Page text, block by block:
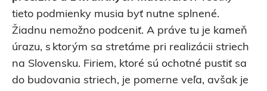
tieto podmienky musia byť nutne splnené.
Žiadnu nemožno podceniť. A práve tu je kameň
úrazu, s ktorým sa stretáme pri realizácii striech
na Slovensku. Firiem, ktoré sú ochotné pustiť sa
do budovania striech, je pomerne veľa, avšak je